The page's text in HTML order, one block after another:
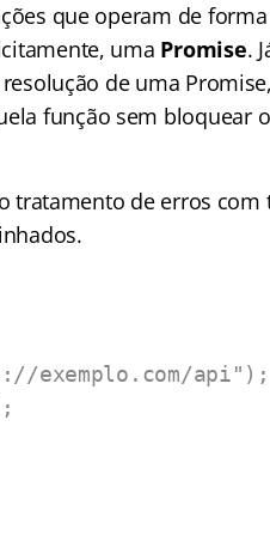
que operam de
uma Promise.
de uma Promise,
função sem bloquear
tratamento de erros com